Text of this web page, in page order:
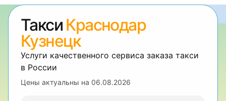
Такси Краснодар
Кузнецк
Услуги качественного сервиса заказа такси
в России
Цены актуальны на 06.08.2026